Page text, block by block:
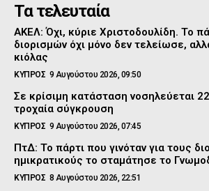
Τα τελευταία
ΑΚΕΛ: Όχι, κύριε Χριστοδουλίδη. Το
διορισμών όχι μόνο δεν τελείωσε,
κιόλας
ΚΥΠΡΟΣ 9 Αυγούστου 2026, 09:50
Σε κρίσιμη κατάσταση νοσηλεύεται
τροχαία σύγκρουση
ΚΥΠΡΟΣ 9 Αυγούστου 2026, 07:45
ΠτΔ: Το πάρτι που γινόταν για τους
ημικρατικούς το σταμάτησε το
ΚΥΠΡΟΣ 8 Αυγούστου 2026, 22:51